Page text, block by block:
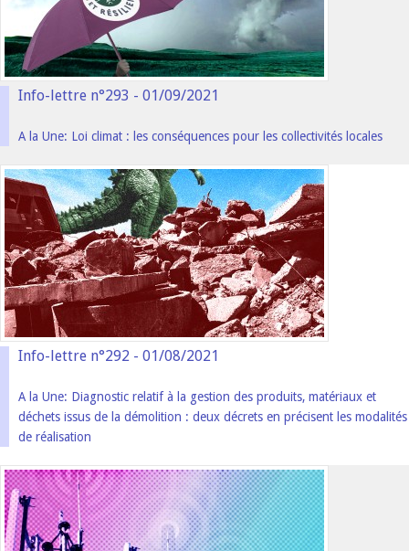
Info-lettre n°293 - 01/09/2021
A la Une: Loi climat : les conséquences pour les collectivités locales
Info-lettre n°292 - 01/08/2021
A la Une: Diagnostic relatif à la gestion des produits, matériaux et
déchets issus de la démolition : deux décrets en précisent les modalités
de réalisation